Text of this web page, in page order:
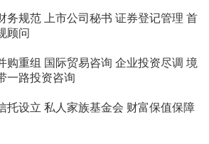
务规范 上市公司秘书 证券登记管理 首
顾问
购重组 国际贸易咨询 企业投资尽调 境
一路投资咨询
托设立 私人家族基金会 财富保值保障